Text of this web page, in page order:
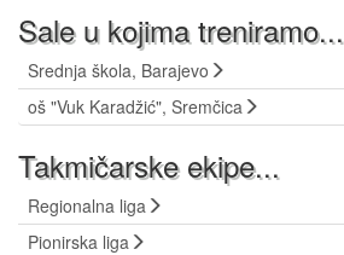
Sale u kojima treniramo...
Srednja škola, Barajevo
oš "Vuk Karadžić", Sremčica
Takmičarske ekipe...
Regionalna liga
Pionirska liga